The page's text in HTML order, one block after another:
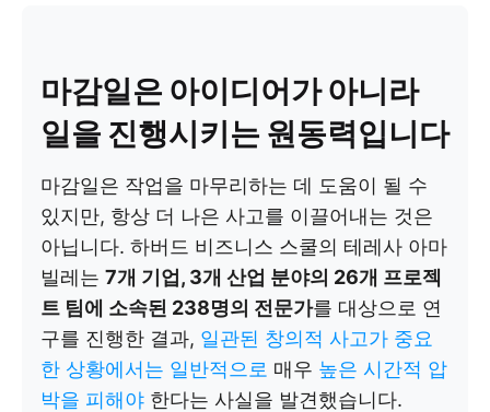
마감일은 아이디어가 아니라
일을 진행시키는 원동력입니다
마감일은 작업을 마무리하는 데 도움이 될 수
있지만, 항상 더 나은 사고를 이끌어내는 것은
아닙니다. 하버드 비즈니스 스쿨의 테레사 아마
빌레는 7개 기업, 3개 산업 분야의 26개 프로젝
트 팀에 소속된 238명의 전문가를 대상으로 연
구를 진행한 결과, 일관된 창의적 사고가 중요
한 상황에서는 일반적으로 매우 높은 시간적 압
박을 피해야 한다는 사실을 발견했습니다.